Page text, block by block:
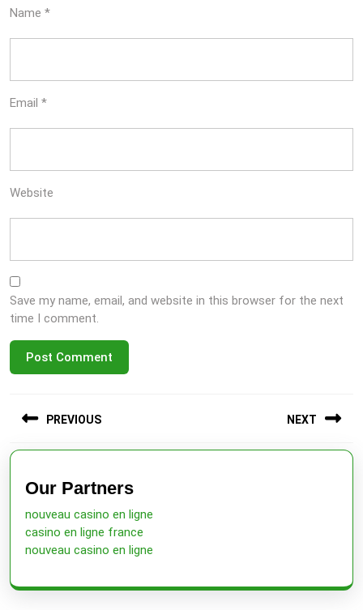
Name *
Email *
Website
Save my name, email, and website in this browser for the next
time I comment.
navigation
PREVIOUS
Previous
post:
NEXT
Our Partners
nouveau casino en ligne
casino en ligne france
nouveau casino en ligne